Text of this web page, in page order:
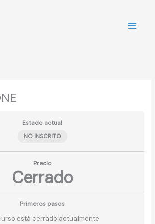
Estado actual
NO INSCRITO
Precio
Cerrado
Primeros pasos
está cerrado actualmente